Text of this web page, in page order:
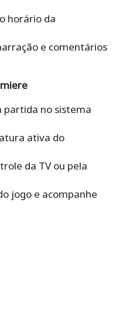
horário da
e comentários
partida no sistema
ativa do
da TV ou pela
jogo e acompanhe